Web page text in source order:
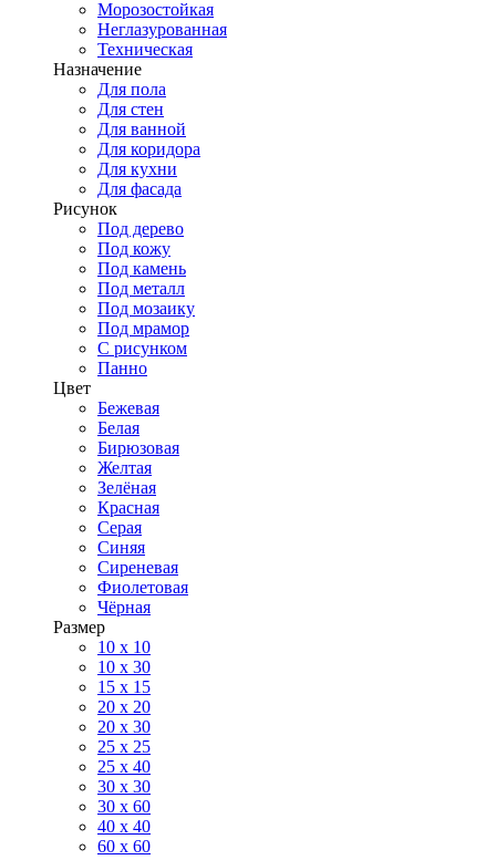
Морозостойкая
Неглазурованная
Техническая
Назначение
Для пола
Для стен
Для ванной
Для коридора
Для кухни
Для фасада
Рисунок
Под дерево
Под кожу
Под камень
Под металл
Под мозаику
Под мрамор
С рисунком
Панно
Цвет
Бежевая
Белая
Бирюзовая
Желтая
Зелёная
Красная
Серая
Синяя
Сиреневая
Фиолетовая
Чёрная
Размер
10 х 10
10 x 30
15 x 15
20 х 20
20 x 30
25 x 25
25 x 40
30 x 30
30 х 60
40 х 40
60 х 60